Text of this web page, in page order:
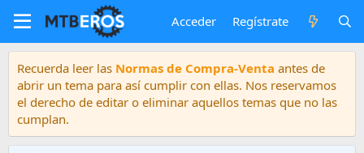
Acceder Regístrate
Recuerda leer las Normas de Compra-Venta antes de
abrir un tema para así cumplir con ellas. Nos reservamos
el derecho de editar o eliminar aquellos temas que no las
cumplan.